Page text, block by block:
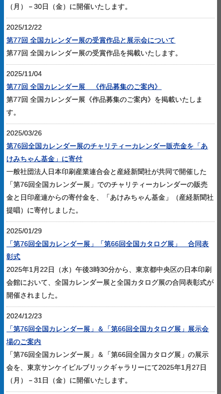
（月）－30日（金）に開催いたします。
2025/12/22
第77回 全国カレンダー展の受賞作品と展示会について
第77回 全国カレンダー展の受賞作品を掲載いたします。
2025/11/04
第77回 全国カレンダー展 《作品募集のご案内》
第77回 全国カレンダー展《作品募集のご案内》を掲載いたしま
す。
2025/03/26
第76回全国カレンダー展のチャリティーカレンダー販売金を「あ
けみちゃん基金」に寄付
一般社団法人日本印刷産業連合会と産経新聞社が共同で開催した
「第76回全国カレンダー展」でのチャリティーカレンダーの販売
金と日印産連からの寄付金を、「あけみちゃん基金」（産経新聞社
提唱）に寄付しました。
2025/01/29
「第76回全国カレンダー展」「第66回全国カタログ展」 合同表
彰式
2025年1月22日（水）午後3時30分から、東京都中央区の日本印刷
会館において、全国カレンダー展と全国カタログ展の合同表彰式が
開催されました。
2024/12/23
「第76回全国カレンダー展」＆「第66回全国カタログ展」展示会
場のご案内
「第76回全国カレンダー展」＆「第66回全国カタログ展」の展示
会を、東京サンケイビルブリックギャラリーにて2025年1月27日
（月）－31日（金）に開催いたします。